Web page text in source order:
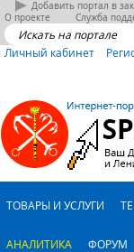
Добавить портал в
О проекте
Служба
Личный кабинет
ТОВАРЫ И УСЛУГИ
АНАЛИТИКА ФОРУМ